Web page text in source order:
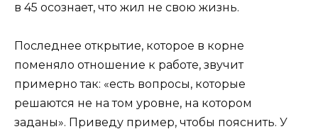
в 45 осознает, что жил не свою жизнь.
Последнее открытие, которое в корне
поменяло отношение к работе, звучит
примерно так: «есть вопросы, которые
решаются не на том уровне, на котором
заданы». Приведу пример, чтобы пояснить. У